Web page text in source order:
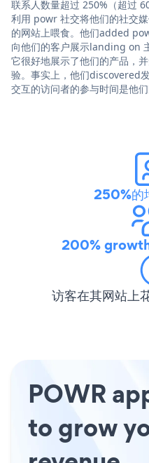
联系人数量超过 250%（超过
利用 powr 社交将他们的社交
的网站上喂食。他们added
向他们的客户展示landing on
它很好地展示了他们的产品，
验。事实上，他们discovered
交互的访问者的参与时间是他
250%的
200%
访客在其网站上
POWR
to grow